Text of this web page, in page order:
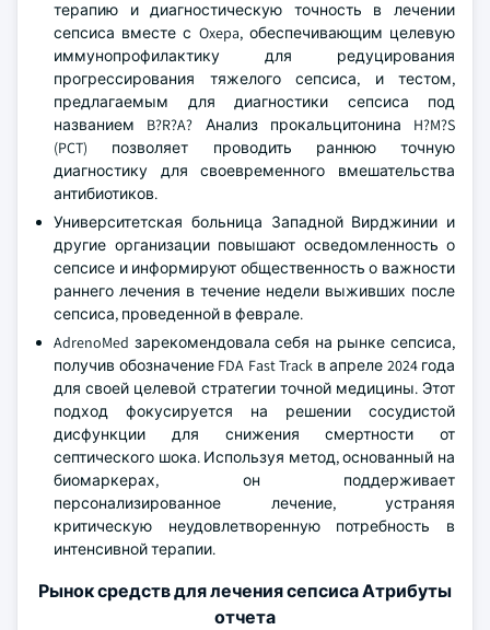
терапию и диагностическую точность в лечении
сепсиса вместе с Oxepa, обеспечивающим целевую
иммунопрофилактику для редуцирования
прогрессирования тяжелого сепсиса, и тестом,
предлагаемым для диагностики сепсиса под
названием B?R?A? Анализ прокальцитонина H?M?S
(PCT) позволяет проводить раннюю точную
диагностику для своевременного вмешательства
антибиотиков.
Университетская больница Западной Вирджинии и
другие организации повышают осведомленность о
сепсисе и информируют общественность о важности
раннего лечения в течение недели выживших после
сепсиса, проведенной в феврале.
AdrenoMed зарекомендовала себя на рынке сепсиса,
получив обозначение FDA Fast Track в апреле 2024 года
для своей целевой стратегии точной медицины. Этот
подход фокусируется на решении сосудистой
дисфункции для снижения смертности от
септического шока. Используя метод, основанный на
биомаркерах, он поддерживает
персонализированное лечение, устраняя
критическую неудовлетворенную потребность в
интенсивной терапии.
Рынок средств для лечения сепсиса Атрибуты
отчета